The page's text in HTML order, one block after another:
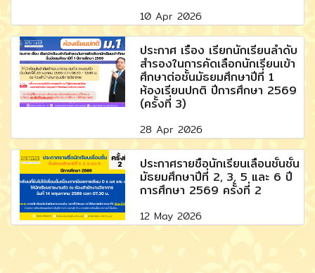
10 Apr 2026
ประกาศ เรื่อง เรียกนักเรียนลำดับ
สำรองในการคัดเลือกนักเรียนเข้า
ศึกษาต่อชั้นมัธยมศึกษาปีที่ 1
ห้องเรียนปกติ ปีการศึกษา 2569
(ครั้งที่ 3)
28 Apr 2026
ประกาศรายชื่อนักเรียนเลื่อนชั้นชั้น
มัธยมศึกษาปีที่ 2, 3, 5 และ 6 ปี
การศึกษา 2569 ครั้งที่ 2
12 May 2026